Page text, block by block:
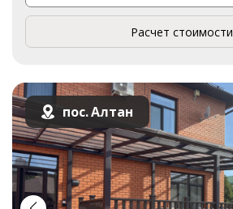
Расчет стоимости
пос. Алтан